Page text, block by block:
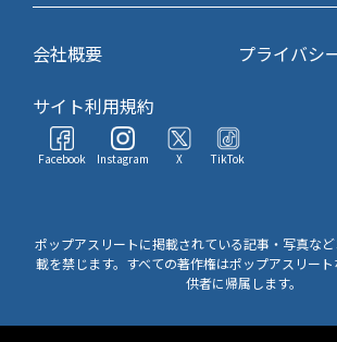
会社概要
プライバシ
サイト利用規約
Facebook Instagram X TikTok
ポップアスリートに掲載されている記事・写真な
載を禁じます。すべての著作権はポップアスリー
供者に帰属します。